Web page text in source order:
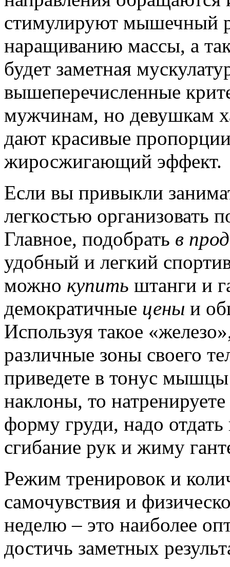
стимулируют мышечный
наращиванию массы, а
будет заметная
вышеперечисленные
мужчинам, но девушкам
дают красивые
жиросжигающий эффект.
Если вы привыкли
легкостью организовать
Главное, подобрать в
удобный и легкий
можно купить штанги и
демократичные цены и
Используя такое
различные зоны своего
приведете в тонус мышцы
наклоны, то
форму груди, надо
сгибание рук и жиму
Режим тренировок и
самочувствия и
неделю – это наиболее
достичь заметных